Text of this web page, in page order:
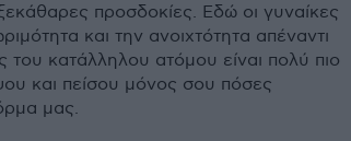
προσδοκίες. Εδώ οι γυναίκες
και την ανοιχτότητα απέναντι
του κατάλληλου ατόμου είναι πολύ πιο
και πείσου μόνος σου πόσες
μας.